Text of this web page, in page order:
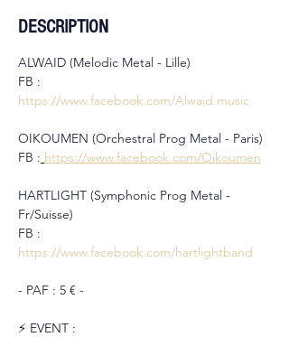
DESCRIPTION
ALWAID (Melodic Metal - Lille)
FB :
https://www.facebook.com/Alwaid.music
OIKOUMEN (Orchestral Prog Metal - Paris)
FB : https://www.facebook.com/Oikoumen
HARTLIGHT (Symphonic Prog Metal -
Fr/Suisse)
FB :
https://www.facebook.com/hartlightband
- PAF : 5 € -
⚡️ EVENT :